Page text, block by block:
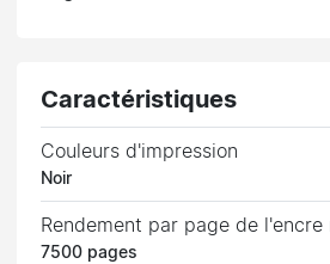
Caractéristiques
Couleurs d'impression
Noir
Rendement par page de l'encre
7500 pages